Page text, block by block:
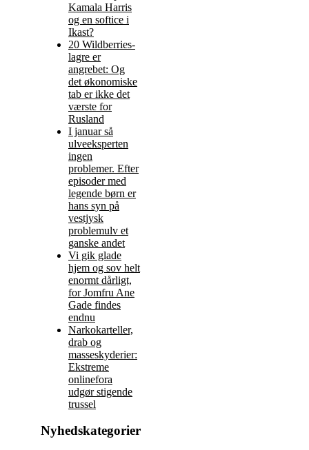
Kamala Harris
og en softice i
Ikast?
20 Wildberries-
lagre er
angrebet: Og
det økonomiske
tab er ikke det
værste for
Rusland
I januar så
ulveeksperten
ingen
problemer. Efter
episoder med
legende børn er
hans syn på
vestjysk
problemulv et
ganske andet
Vi gik glade
hjem og sov helt
enormt dårligt,
for Jomfru Ane
Gade findes
endnu
Narkokarteller,
drab og
masseskyderier:
Ekstreme
onlinefora
udgør stigende
trussel
Nyhedskategorier